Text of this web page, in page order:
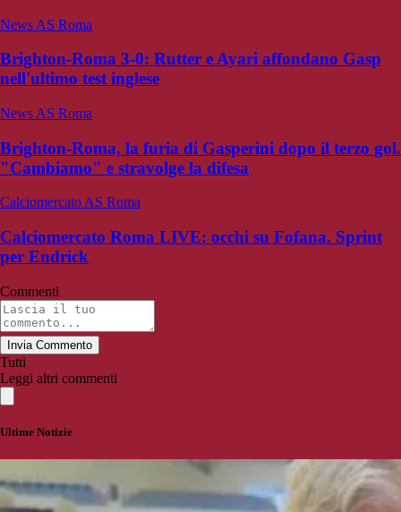
News AS Roma
Brighton-Roma 3-0: Rutter e Ayari affondano Gasp
nell'ultimo test inglese
News AS Roma
Brighton-Roma, la furia di Gasperini dopo il terzo gol.
"Cambiamo" e stravolge la difesa
Calciomercato AS Roma
Calciomercato Roma LIVE: occhi su Fofana. Sprint
per Endrick
Commenti
Invia Commento
Tutti
Leggi altri commenti
Ultime Notizie